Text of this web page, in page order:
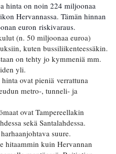
hinta on noin 224 miljoonaa
Hervannassa. Tämän hinnan
euron riskivaraus.
(n. 50 miljoonaa euroa)
kuten bussiliikenteessäkin.
on tehty jo kymmeniä mm.
yli.
ovat pieniä verrattuna
metro-, tunneli- ja
ovat Tampereellakin
sekä Santalahdessa.
suure.
hitaammin kuin Hervannan